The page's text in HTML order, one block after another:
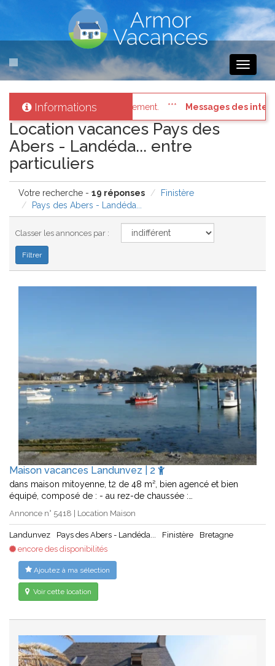
Toggle
Informations
internautes pressés : Connectez vous à votre compte et
Location vacances Pays des
Abers - Landéda... entre
particuliers
Votre recherche - 19 réponses
Finistère
Pays des Abers - Landéda...
Classer les annonces par :
Maison vacances Landunvez | 2
dans maison mitoyenne, t2 de 48 m², bien agencé et bien
équipé, composé de : - au rez-de chaussée :…
Annonce n° 5418 | Location Maison
Landunvez Pays des Abers - Landéda... Finistère
Bretagne
encore des disponibilités
Ajoutez à ma sélection
Voir cette location